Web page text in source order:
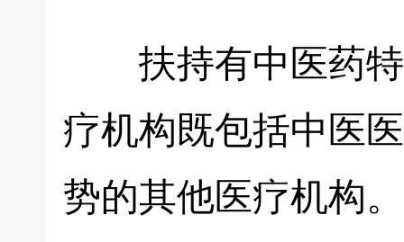
扶持有中医药特
疗机构既包括中医
势的其他医疗机构